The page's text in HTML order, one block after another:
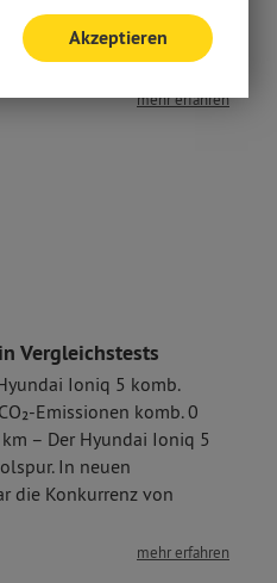
Deshalb wurden wir
Bronze“
mehr erfahren
Vergleichstests
Ioniq 5 komb.
Emissionen komb. 0
– Der Hyundai Ioniq 5
In neuen
die Konkurrenz von
mehr erfahren
Akzeptieren